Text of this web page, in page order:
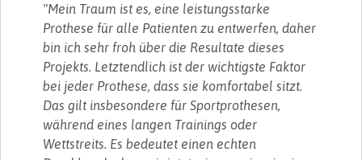
"Mein Traum ist es, eine leistungsstarke
Prothese für alle Patienten zu entwerfen, daher
bin ich sehr froh über die Resultate dieses
Projekts. Letztendlich ist der wichtigste Faktor
bei jeder Prothese, dass sie komfortabel sitzt.
Das gilt insbesondere für Sportprothesen,
während eines langen Trainings oder
Wettstreits. Es bedeutet einen echten